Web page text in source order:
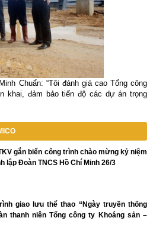
Chuẩn: “Tôi đánh giá cao Tổng công
khai, đảm bảo tiến độ các dự án trọng
gắn biển công trình chào mừng kỷ niệm
lập Đoàn TNCS Hồ Chí Minh 26/3
giao lưu thể thao “Ngày truyền thống
thanh niên Tổng công ty Khoáng sản –